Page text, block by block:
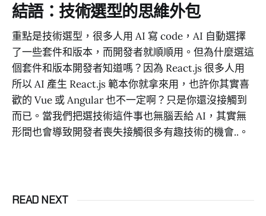
結語：技術選型的思維外包
重點是技術選型，很多人用 AI 寫 code，AI 自動選擇
了一些套件和版本，而開發者就順順用。但為什麼選這
個套件和版本開發者知道嗎？因為 React.js 很多人用
所以 AI 產生 React.js 範本你就拿來用，也許你其實喜
歡的 Vue 或 Angular 也不一定啊？只是你還沒接觸到
而已。當我們把選技術這件事也無腦丟給 AI，其實無
形間也會導致開發者喪失接觸很多有趣技術的機會..。
READ NEXT